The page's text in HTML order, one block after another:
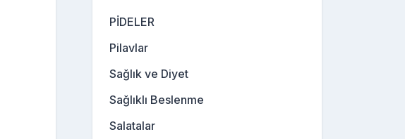
PİDELER
Pilavlar
Sağlık ve Diyet
Sağlıklı Beslenme
Salatalar